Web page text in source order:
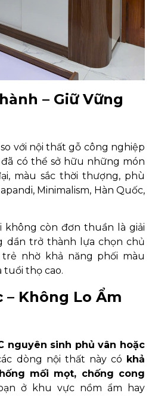
– Giữ Vững
với nội thất gỗ công nghiệp
có thể sở hữu những món
màu sắc thời thượng, phù
Minimalism, Hàn Quốc,
không còn đơn thuần là giải
dần trở thành lựa chọn chủ
nhờ khả năng phối màu
tuổi thọ cao.
– Không Lo Ẩm
nguyên sinh phủ vân hoặc
dòng nội thất này có khả
mối mọt, chống cong
ở khu vực nồm ẩm hay